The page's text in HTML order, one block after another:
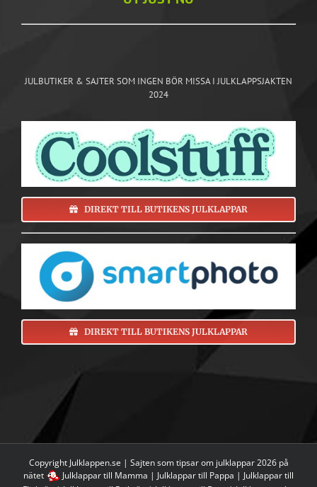
JULBUTIKER & SAJTER SOM INGEN BÖR MISSA I JULKLAPPSJAKTEN
2024
DIREKT TILL BUTIKENS JULKLAPPAR
DIREKT TILL BUTIKENS JULKLAPPAR
Copyright Julklappen.se | Sajten som tipsar om julklappar 2026 på
nätet
Julklappar till Mamma | Julklappar till Pappa | Julklappar till